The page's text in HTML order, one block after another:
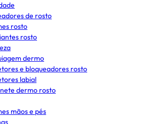
de rosto
rosto
rosto
dermo
e bloqueadores rosto
labial
dermo rosto
mãos e pés